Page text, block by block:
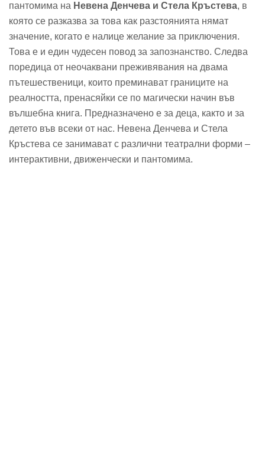
пантомима на Невена Денчева и Стела Кръстева, в
която се разказва за това как разстоянията нямат
значение, когато е налице желание за приключения.
Това е и един чудесен повод за запознанство. Следва
поредица от неочаквани преживявания на двама
пътешественици, които преминават границите на
реалността, пренасяйки се по магически начин във
вълшебна книга. Предназначено е за деца, както и за
детето във всеки от нас. Невена Денчева и Стела
Кръстева се занимават с различни театрални форми –
интерактивни, движенчески и пантомима.